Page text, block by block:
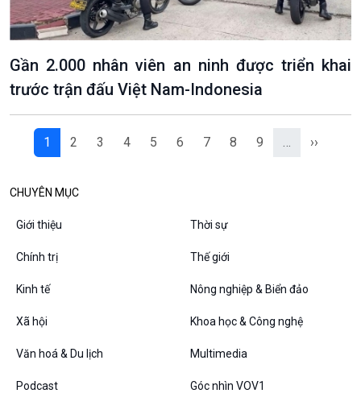
Gần 2.000 nhân viên an ninh được triển khai
trước trận đấu Việt Nam-Indonesia
1 2 3 4 5 6 7 8 9 … ››
CHUYÊN MỤC
Giới thiệu Thời sự
Chính trị Thế giới
Kinh tế Nông nghiệp & Biển đảo
Xã hội Khoa học & Công nghệ
Văn hoá & Du lịch Multimedia
Podcast Góc nhìn VOV1